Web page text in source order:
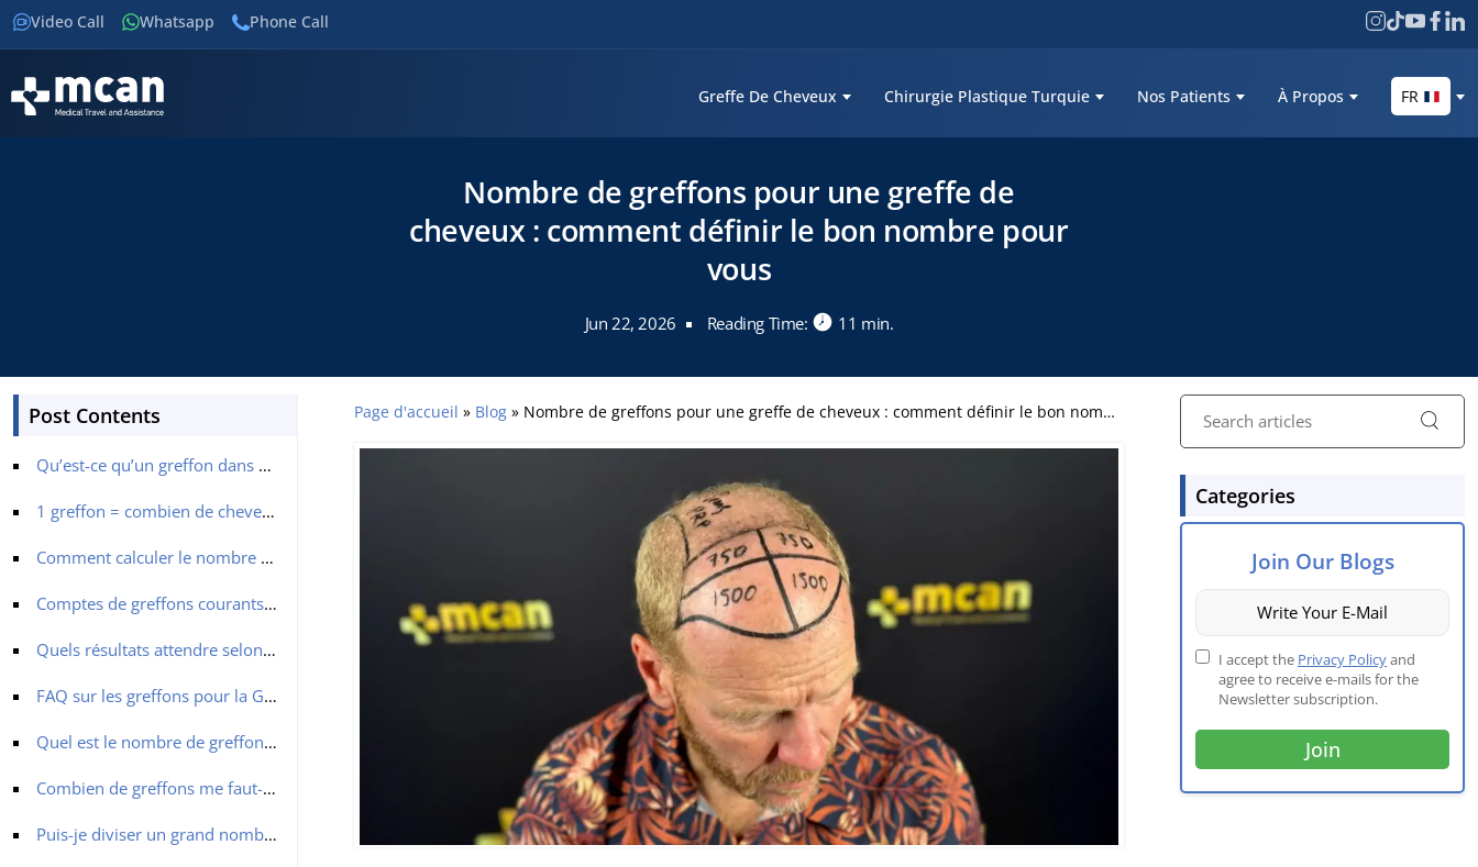
Video Call Whatsapp Phone Call
Greffe De Cheveux Chirurgie Plastique Turquie Nos Patients À Propos FR
Nombre de greffons pour une greffe de
cheveux : comment définir le bon nombre pour
vous
Jun 22, 2026 Reading Time: 11 min.
Post Contents
Qu’est-ce qu’un greffon dans une Greffe de cheveux ?
1 greffon = combien de cheveux ?
Comment calculer le nombre de greffons greffe de cheveux nécessaires
Comptes de greffons courants et leurs résultats
Quels résultats attendre selon le nombre de greffons
FAQ sur les greffons pour la Greffe de cheveux
Quel est le nombre de greffons maximum qui peuvent être transplantés en une seule session ?
Combien de greffons me faut-il pour une ligne frontale d’apparence naturelle ?
Puis-je diviser un grand nombre de greffons en plusieurs séances ?
Page d'accueil » Blog » Nombre de greffons pour une greffe de cheveux : comment définir le bon nombre pour vous
Categories
Join Our Blogs
I accept the Privacy Policyand
agree to receive e-mails for the
Newsletter subscription.